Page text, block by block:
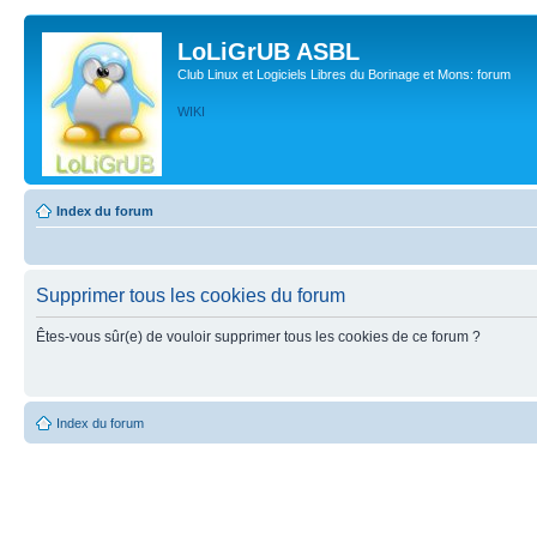
LoLiGrUB ASBL
Club Linux et Logiciels Libres du Borinage et Mons: forum
WIKI
Index du forum
Supprimer tous les cookies du forum
Êtes-vous sûr(e) de vouloir supprimer tous les cookies de ce forum ?
Index du forum